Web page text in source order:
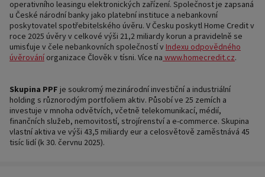
operativního leasingu elektronických zařízení. Společnost je zapsaná
u České národní banky jako platební instituce a nebankovní
poskytovatel spotřebitelského úvěru. V Česku poskytl Home Credit v
roce 2025 úvěry v celkové výši 21,2 miliardy korun a pravidelně se
umisťuje v čele nebankovních společností v Indexu odpovědného
úvěrování organizace Člověk v tísni. Více na www.homecredit.cz.
Skupina PPF je soukromý mezinárodní investiční a industriální
holding s různorodým portfoliem aktiv. Působí ve 25 zemích a
investuje v mnoha odvětvích, včetně telekomunikací, médií,
finančních služeb, nemovitostí, strojírenství a e-commerce. Skupina
vlastní aktiva ve výši 43,5 miliardy eur a celosvětově zaměstnává 45
tisíc lidí (k 30. červnu 2025).